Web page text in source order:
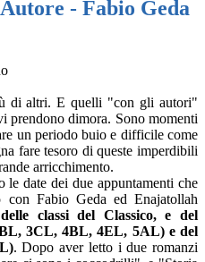
- Fabio Geda
di altri. E quelli "con gli autori"
prendono dimora. Sono momenti
un periodo buio e difficile come
fare tesoro di queste imperdibili
arricchimento.
le date dei due appuntamenti che
Fabio Geda ed Enajatollah
delle classi del Classico, e del
3CL, 4BL, 4EL, 5AL) e del
. Dopo aver letto i due romanzi